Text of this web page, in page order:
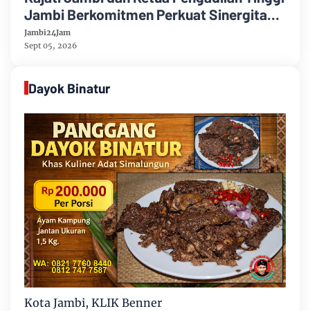
Jambi Berkomitmen Perkuat Sinergitas
Penegakan Hukum
Jambi24Jam
Sept 05, 2026
Dayok Binatur
Kota Jambi, KLIK Benner